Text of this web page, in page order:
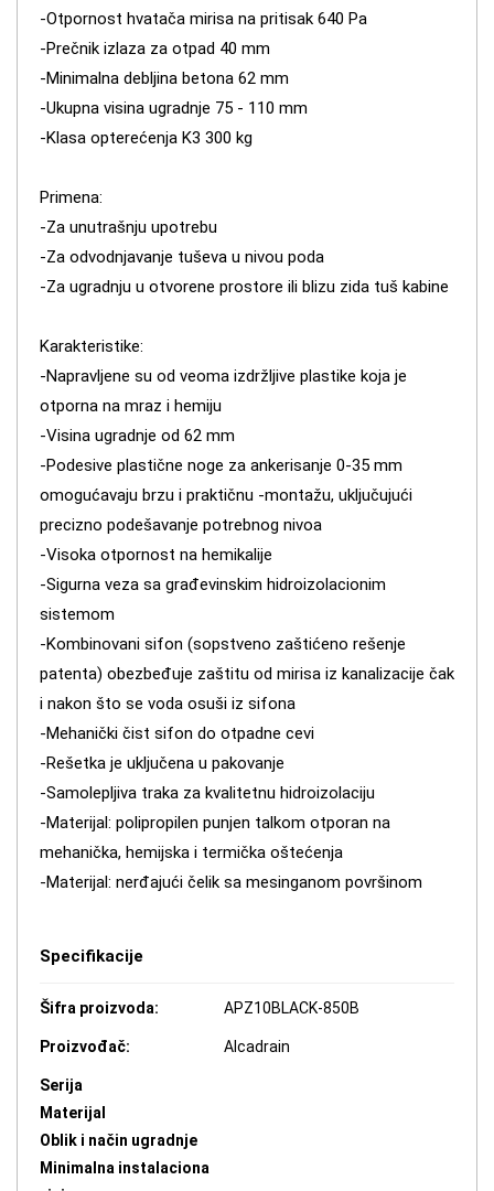
-Otpornost hvatača mirisa na pritisak 640 Pa
-Prečnik izlaza za otpad 40 mm
-Minimalna debljina betona 62 mm
-Ukupna visina ugradnje 75 - 110 mm
-Klasa opterećenja K3 300 kg
Primena:
-Za unutrašnju upotrebu
-Za odvodnjavanje tuševa u nivou poda
-Za ugradnju u otvorene prostore ili blizu zida tuš kabine
Karakteristike:
-Napravljene su od veoma izdržljive plastike koja je
otporna na mraz i hemiju
-Visina ugradnje od 62 mm
-Podesive plastične noge za ankerisanje 0-35 mm
omogućavaju brzu i praktičnu -montažu, uključujući
precizno podešavanje potrebnog nivoa
-Visoka otpornost na hemikalije
-Sigurna veza sa građevinskim hidroizolacionim
sistemom
-Kombinovani sifon (sopstveno zaštićeno rešenje
patenta) obezbeđuje zaštitu od mirisa iz kanalizacije čak
i nakon što se voda osuši iz sifona
-Mehanički čist sifon do otpadne cevi
-Rešetka je uključena u pakovanje
-Samolepljiva traka za kvalitetnu hidroizolaciju
-Materijal: polipropilen punjen talkom otporan na
mehanička, hemijska i termička oštećenja
-Materijal: nerđajući čelik sa mesinganom površinom
Specifikacije
Šifra proizvoda: APZ10BLACK-850B
Proizvođač: Alcadrain
Serija
Materijal
Oblik i način ugradnje
Minimalna instalaciona